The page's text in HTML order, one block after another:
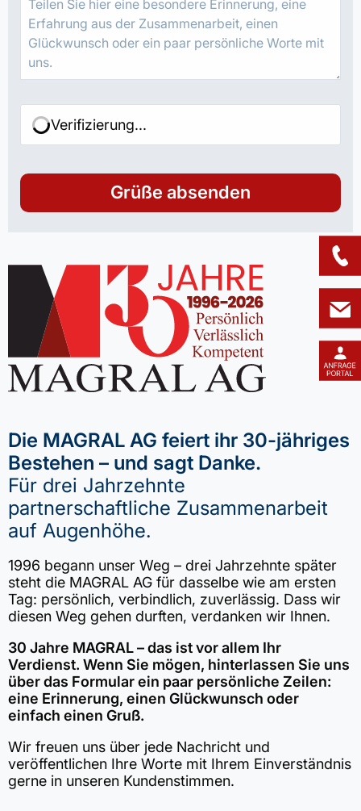
Verifizierung...
Grüße absenden
Die MAGRAL AG feiert ihr 30-jähriges
Bestehen – und sagt Danke.
Für drei Jahrzehnte
partnerschaftliche Zusammenarbeit
auf Augenhöhe.
1996 begann unser Weg – drei Jahrzehnte später
steht die MAGRAL AG für dasselbe wie am ersten
Tag: persönlich, verbindlich, zuverlässig. Dass wir
diesen Weg gehen durften, verdanken wir Ihnen.
30 Jahre MAGRAL – das ist vor allem Ihr
Verdienst. Wenn Sie mögen, hinterlassen Sie uns
über das Formular ein paar persönliche Zeilen:
eine Erinnerung, einen Glückwunsch oder
einfach einen Gruß.
Wir freuen uns über jede Nachricht und
veröffentlichen Ihre Worte mit Ihrem Einverständnis
gerne in unseren Kundenstimmen.